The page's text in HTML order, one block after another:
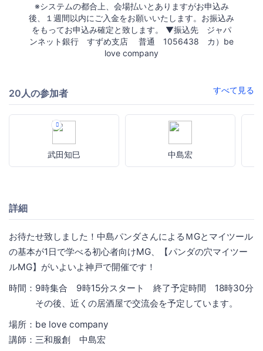
※システムの都合上、会場払いとありますがお申込み
後、１週間以内にご入金をお願いいたします。お振込み
をもってお申込み確定と致します。 ▼振込先 ジャパ
ンネット銀行 すずめ支店 普通 1056438 カ）be
love company
20人の参加者 すべて見る
武田知巳 中島宏
詳細
お待たせ致しました！中島パンダさんによるＭGとマイツール
の基本が1日で学べる初心者向けMG、【パンダの穴マイツー
ルMG】がいよいよ神戸で開催です！
時間：9時集合 9時15分スタート 終了予定時間 18時30分
その後、近くの居酒屋で交流会を予定しています。
場所：be love company
講師：三和服創 中島宏